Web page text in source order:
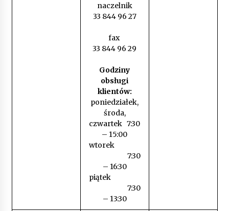
naczelnik
33 844 96 27
fax
33 844 96 29
Godziny
obsługi
klientów:
poniedziałek,
środa,
czwartek 7:30
– 15:00
wtorek
7:30
– 16:30
piątek
7:30
– 13:30